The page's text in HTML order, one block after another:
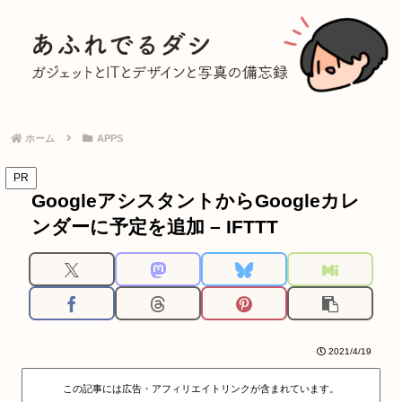
ホーム APPS
PR
GoogleアシスタントからGoogleカレ
ンダーに予定を追加 – IFTTT
2021/4/19
この記事には広告・アフィリエイトリンクが含まれています。